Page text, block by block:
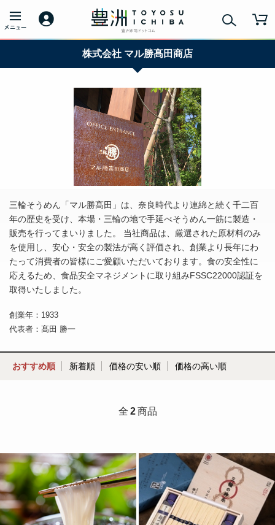
株式会社 マル勝髙田商店
三輪そうめん「マル勝髙田」は、奈良時代より連綿と続く千二百
年の歴史を受け、本場・三輪の地で手延べそうめん一筋に製造・
販売を行ってまいりました。 当社商品は、厳選された原材料のみ
を使用し、安心・安全の製法が高く評価され、創業より長年にわ
たって消費者の皆様にご愛顧いただいております。食の安全性に
応えるため、食品安全マネジメントに取り組みFSSC22000認証を
取得いたしました。
創業年：1933
代表者：髙田 勝一
おすすめ順 新着順 価格の安い順 価格の高い順
全 2 商品